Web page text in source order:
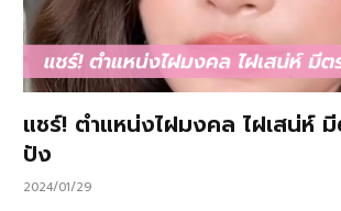
แชร์! ตำแหน่งไฝมงคล ไฝเสน่ห์
ปัง
2024/01/29